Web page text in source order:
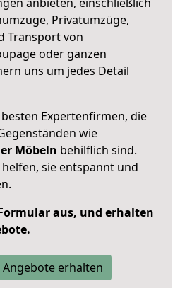
Privatumzüge,
Transport von
oder ganzen
uns um jedes Detail
Expertenfirmen, die
wie
Möbeln behilflich sind.
helfen, sie entspannt und
aus, und erhalten
Angebote erhalten